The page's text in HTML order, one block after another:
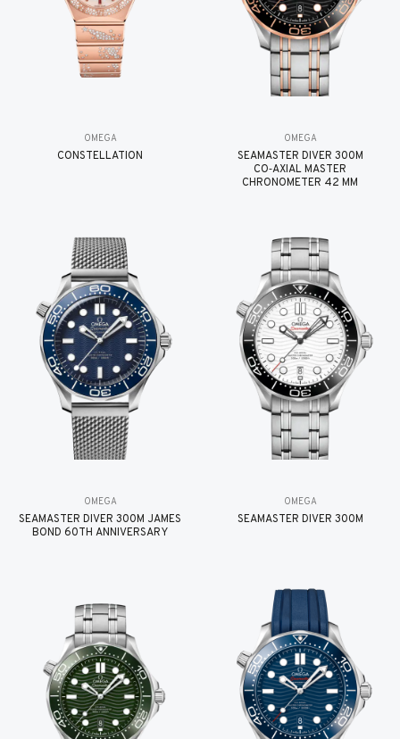
OMEGA
CONSTELLATION
OMEGA
SEAMASTER DIVER 300M
CO‑AXIAL MASTER
CHRONOMETER 42 MM
OMEGA
SEAMASTER DIVER 300M JAMES
BOND 60TH ANNIVERSARY
OMEGA
SEAMASTER DIVER 300M